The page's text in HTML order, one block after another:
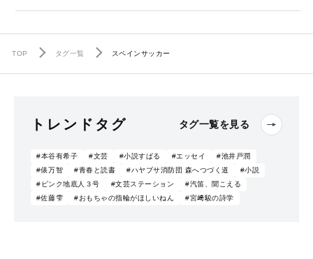
TOP タグ一覧 スペインサッカー
トレンドタグ タグ一覧を見る
#本谷有希子 #文芸 #小説すばる #エッセイ
#池井戸潤
#俵万智
#青春と読書 #ハヤブサ消防団 森へつづく道
#小説
#ピンク地底人３号
#文芸ステーション
#汽笛、聞こえる
#佐藤雫
#おもちゃの指輪がほしいねん #宮﨑駿の詩学